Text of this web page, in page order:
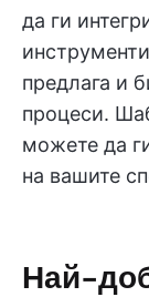
да ги
предлага и
процеси.
можете да
на вашите
Най-